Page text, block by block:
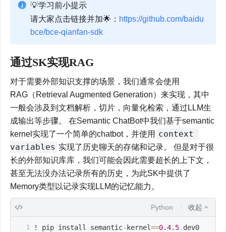
💡学习前小提示
请大家点击链接并加🌟： https://github.com/baidu
bce/bce-qianfan-sdk
通过SK实现RAG
对于需要外部知识支撑的场景，我们通常会使用
RAG（Retrieval Augmented Generation）来实现，其中
一般会涉及到文档解析，切片，向量化检索，通过LLM生
成输出等步骤。 在Semantic ChatBot中我们基于semantic
kernel实现了一个简单的chatbot，并使用 context
variables 实现了历史聊天的存储和记录。 但是对于很
长的外部知识库库，我们可能会因此需要超长的上下文，
甚至无法没办法记录所有的历史，为此SK中提供了
Memory类型以记录实现LLM的记忆能力。
Python 收起
! pip install semantic- kernel==0.4.5. dev0